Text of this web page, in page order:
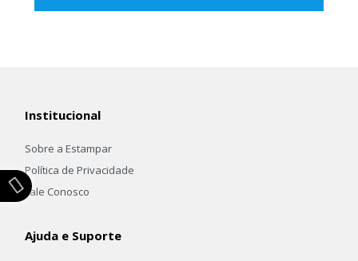
Institucional
Sobre a Estampar
Política de Privacidade
Fale Conosco
Ajuda e Suporte